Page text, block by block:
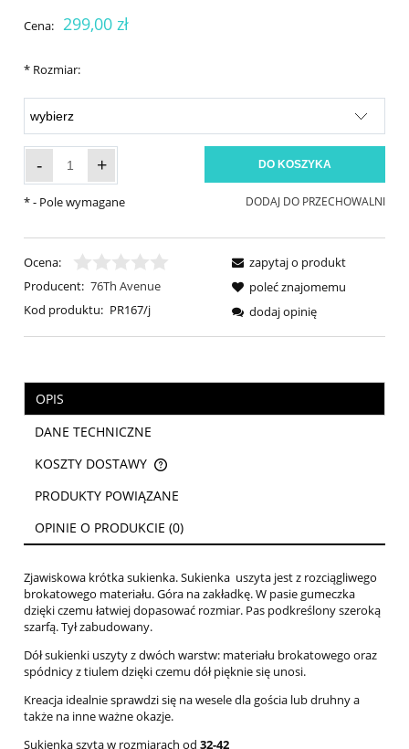
Cena: 299,00 zł
* Rozmiar:
- + DO KOSZYKA
DODAJ DO PRZECHOWALNI
*- Pole wymagane
Ocena:
Producent: 76Th Avenue
Kod produktu: PR167/j
zapytaj o produkt
poleć znajomemu
dodaj opinię
OPIS
DANE TECHNICZNE
KOSZTY DOSTAWY
CENA NIE ZAWIERA EWENTUALNYCH KOSZTÓW PŁATNOŚCI
PRODUKTY POWIĄZANE
OPINIE O PRODUKCIE (0)
Zjawiskowa krótka sukienka. Sukienka uszyta jest z rozciągliwego
brokatowego materiału. Góra na zakładkę. W pasie gumeczka
dzięki czemu łatwiej dopasować rozmiar. Pas podkreślony szeroką
szarfą. Tył zabudowany.
Dół sukienki uszyty z dwóch warstw: materiału brokatowego oraz
spódnicy z tiulem dzięki czemu dół pięknie się unosi.
Kreacja idealnie sprawdzi się na wesele dla gościa lub druhny a
także na inne ważne okazje.
Sukienka szyta w rozmiarach od 32-42